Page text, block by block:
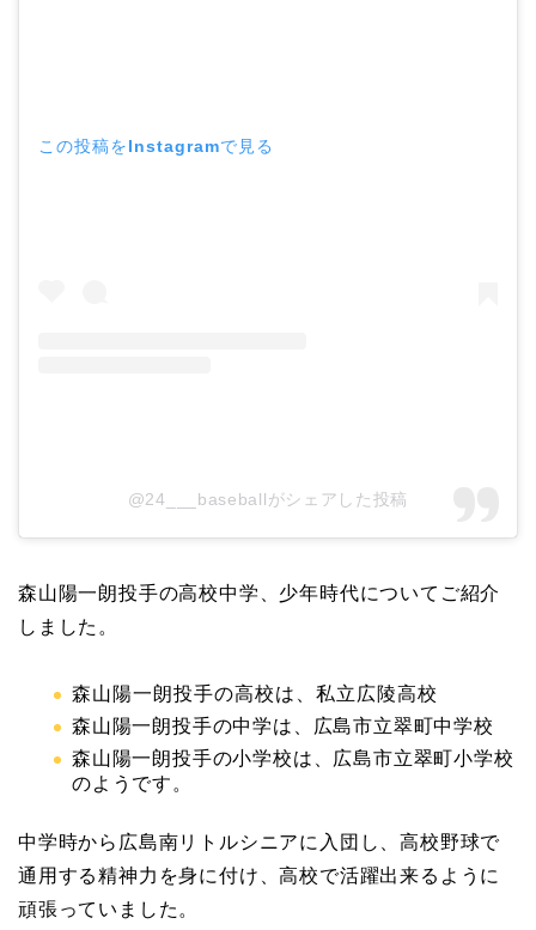
この投稿をInstagramで見る
@24___baseballがシェアした投稿
森山陽一朗投手の高校中学、少年時代についてご紹介
しました。
森山陽一朗投手の高校は、私立広陵高校
森山陽一朗投手の中学は、広島市立翠町中学校
森山陽一朗投手の小学校は、広島市立翠町小学校
のようです。
中学時から広島南リトルシニアに入団し、高校野球で
通用する精神力を身に付け、高校で活躍出来るように
頑張っていました。